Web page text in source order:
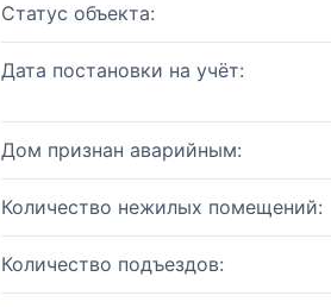
Статус объекта:
Дата постановки на учёт:
Дом признан аварийным:
Количество нежилых помещений:
Количество подъездов: